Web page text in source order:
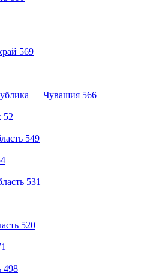
569
— Чувашия 566
52
549
531
520
498